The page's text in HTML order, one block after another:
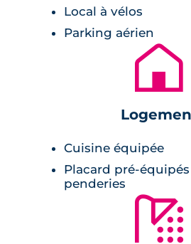
pièces (T4) accompagnés
tels que des balcons et des
la résidence propose un
des façades enduites d’un
à des touches d’acier laqué
grimpantes ornent les murs
alors que les jardins
parfaitement à
Local à vélos
Parking aérien
🏚
Cuisine équipée
Placard pré-
penderies
🚿